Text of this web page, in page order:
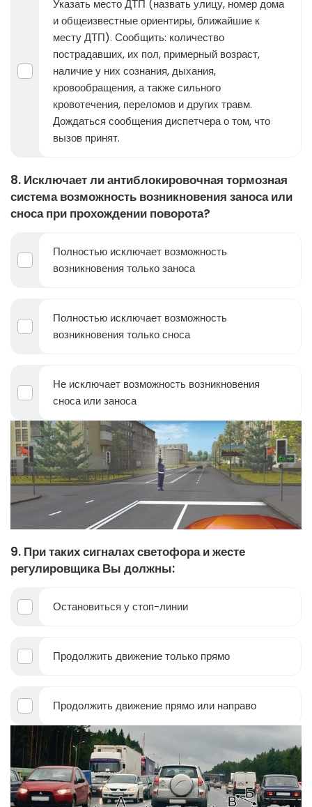
Указать место ДТП (назвать улицу, номер дома
и общеизвестные ориентиры, ближайшие к
месту ДТП). Сообщить: количество
пострадавших, их пол, примерный возраст,
наличие у них сознания, дыхания,
кровообращения, а также сильного
кровотечения, переломов и других травм.
Дождаться сообщения диспетчера о том, что
вызов принят.
8. Исключает ли антиблокировочная тормозная
система возможность возникновения заноса или
сноса при прохождении поворота?
Полностью исключает возможность
возникновения только заноса
Полностью исключает возможность
возникновения только сноса
Не исключает возможность возникновения
сноса или заноса
9. При таких сигналах светофора и жесте
регулировщика Вы должны:
Остановиться у стоп-линии
Продолжить движение только прямо
Продолжить движение прямо или направо